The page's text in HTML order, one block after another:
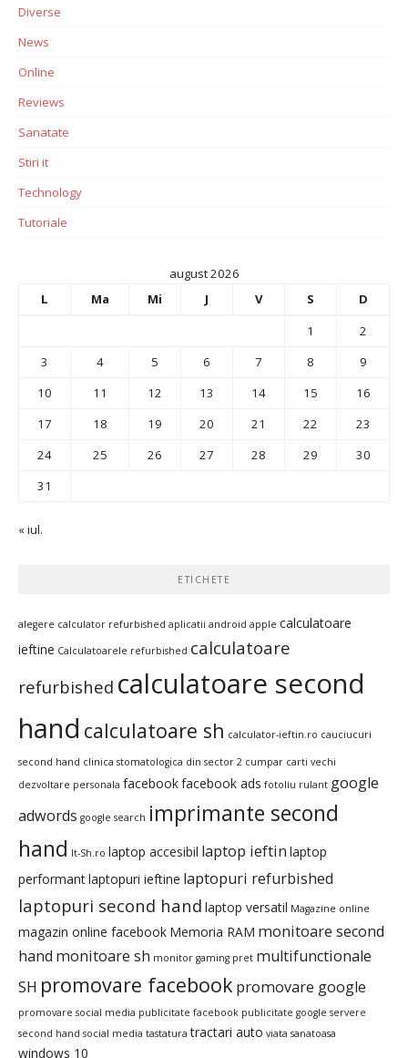
Diverse
News
Online
Reviews
Sanatate
Stiri it
Technology
Tutoriale
august 2026
L
Ma Mi J V S
D
1
2
3
4 5 6 7 8
9
10
11 12 13 14 15
16
17
18 19 20 21 22
23
24
25 26 27 28 29
30
31
« iul.
ETICHETE
alegere calculator refurbished aplicatii android apple calculatoare
ieftine Calculatoarele refurbished calculatoare
refurbished calculatoare second
hand calculatoare sh calculator-ieftin.ro cauciucuri
second hand clinica stomatologica din sector 2 cumpar carti vechi
dezvoltare personala facebookfacebook ads fotoliu rulant google
adwords google search imprimante second
hand It-Sh.ro laptop accesibil laptop ieftin laptop
performantlaptopuri ieftine laptopuri refurbished
laptopuri second hand laptop versatil Magazine online
magazin online facebook Memoria RAM monitoare second
hand monitoare sh monitor gaming pret multifunctionale
SH promovare facebookpromovare google
promovare social media publicitate facebook publicitate google servere
second hand social media tastatura tractari auto viata sanatoasa
windows 10